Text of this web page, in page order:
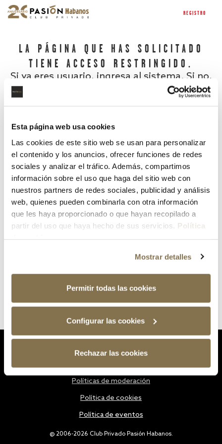
Esta página web usa cookies
Las cookies de este sitio web se usan para personalizar
el contenido y los anuncios, ofrecer funciones de redes
sociales y analizar el tráfico. Además, compartimos
información sobre el uso que haga del sitio web con
nuestros partners de redes sociales, publicidad y análisis
web, quienes pueden combinarla con otra información
que les haya proporcionado o que hayan recopilado a
partir del uso que haya hecho de sus servicios. Política
Mostrar detalles
Permitir todas las cookies
Configurar las cookies
Rechazar las cookies
REGISTRO
LA PÁGINA QUE HAS SOLICITADO
TIENE ACCESO RESTRINGIDO.
Si ya eres usuario, ingresa al sistema. Si no,
¿Has olvidado tu contraseña?
@ 2006-2026 Club Privado Pasión Habanos.
Políticas de moderación
Política de cookies
Política de eventos